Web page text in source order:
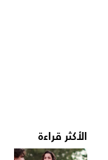
الأكثر قراءة